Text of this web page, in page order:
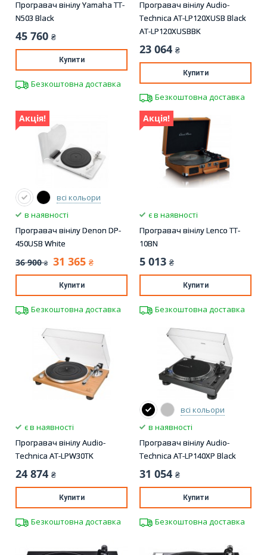
Програвач вінілу Yamaha TT-
N503 Black
45 760 ₴
Купити
Безкоштовна доставка
Програвач вінілу Audio-
Technica AT-LP120XUSB Black
AT-LP120XUSBBK
23 064 ₴
Купити
Безкоштовна доставка
Акція!
всі кольори
в наявності
Програвач вінілу Denon DP-
450USB White
36 900 ₴ 31 365 ₴
Купити
Безкоштовна доставка
Акція!
є в наявності
Програвач вінілу Lenco TT-
10BN
5 013 ₴
Купити
Безкоштовна доставка
є в наявності
Програвач вінілу Audio-
Technica AT-LPW30TK
24 874 ₴
Купити
Безкоштовна доставка
всі кольори
в наявності
Програвач вінілу Audio-
Technica AT-LP140XP Black
31 054 ₴
Купити
Безкоштовна доставка